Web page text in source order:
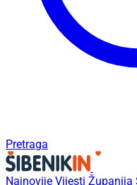
Pretraga
Najnovije Vijesti Županija